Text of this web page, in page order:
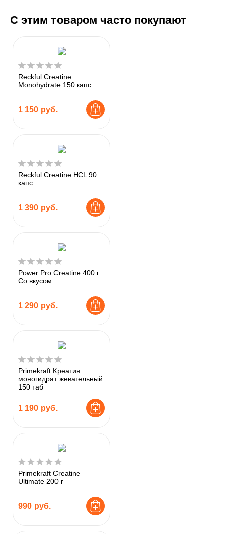
С этим товаром часто покупают
Reckful Creatine
Monohydrate 150 капс
1 150 руб.
Reckful Creatine HCL 90
капс
1 390 руб.
Power Pro Creatine 400 г
Со вкусом
1 290 руб.
Primekraft Креатин
моногидрат жевательный
150 таб
1 190 руб.
Primekraft Creatine
Ultimate 200 г
990 руб.